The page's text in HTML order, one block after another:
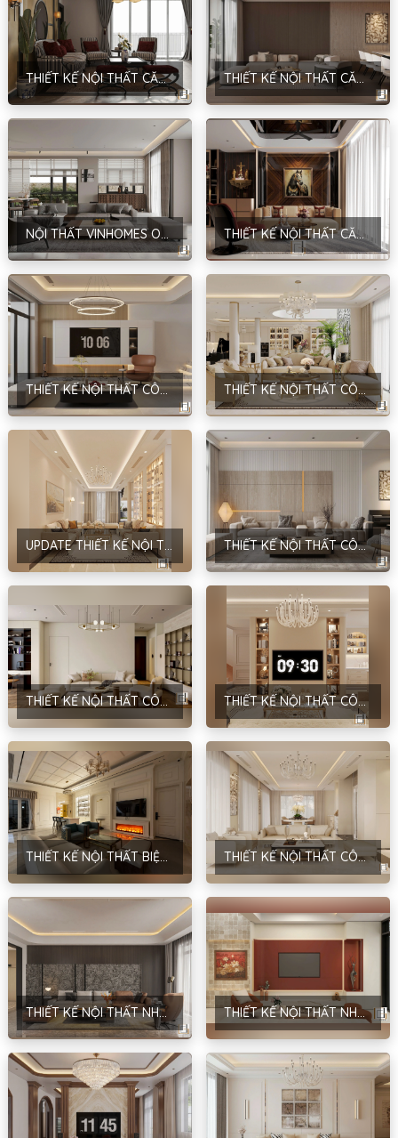
THIẾT KẾ NỘI THẤT CĂN HỘ CHUNG CƯ – PHONG CÁCH INDOCHINE – HÀ NỘI THIẾT KẾ NỘI THẤT CĂN HỘ – HIỆN ĐẠI – HẢI DƯƠNG – ANH QUANG
NỘI THẤT VINHOMES OCEAN PARK – HIỆN ĐẠI – HƯNG YÊN THIẾT KẾ NỘI THẤT CĂN HỘ CT2-15.06 – PHONG CÁCH MODERN LUXURY – ANH DŨNG – HÀ NỘI
THIẾT KẾ NỘI THẤT CÔNG TRÌNH NHÀ Ở GIA ĐÌNH – PHONG CÁCH HIỆN ĐẠI – ANH SƠN – HÀ NỘI THIẾT KẾ NỘI THẤT CÔNG TRÌNH PHÚC LỢI BUILDING – PHONG CÁCH NEOCLASSIC – CHỊ LINH – HÀ NỘI
UPDATE THIẾT KẾ NỘI THẤT CÔNG TRÌNH NHÀ Ở DÂN DỤNG – ANH HÙNG – CẦU GIẤY – HÀ NỘI THIẾT KẾ NỘI THẤT CÔNG TRÌNH NHÀ Ở DÂN DỤNG – PHONG CÁCH HIỆN ĐẠI – ANH ĐỨC – HÀ NỘI
THIẾT KẾ NỘI THẤT CÔNG TRÌNH NHÀ Ở DÂN DỤNG – PHONG CÁCH HIỆN ĐẠI – D’EL DORADO TÂY HỒ – HÀ NỘI THIẾT KẾ NỘI THẤT CÔNG TRÌNH NHÀ Ở DÂN DỤNG – PHONG CÁCH NEOCLASSIC – ANH HÙNG – HÀ NỘI
THIẾT KẾ NỘI THẤT BIỆT THỰ – PHONG CÁCH TÂN CỔ ĐIỂN – NHA TRANG THIẾT KẾ NỘI THẤT CÔNG TRÌNH PARK RIVER 167 – PHONG CÁCH HIỆN ĐẠI – ANH THẮNG – HƯNG YÊN
THIẾT KẾ NỘI THẤT NHÀ Ở DÂN DỤNG – PHONG CÁCH HIỆN ĐẠI & TRADITIONAL – ANH ĐĂNG – NAM ĐỊNH THIẾT KẾ NỘI THẤT NHÀ Ở GIA ĐÌNH – PHONG CÁCH HIỆN ĐẠI – ANH GIANG – HẢI DƯƠNG